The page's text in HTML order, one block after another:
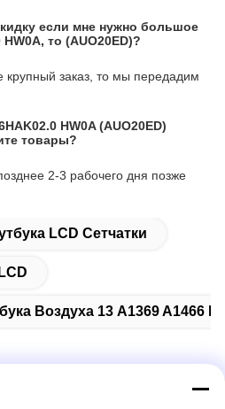
если мне нужно большое
то (AUO20ED)?
крупный заказ, то мы передадим
HW0A (AUO20ED)
товары?
2-3 рабочего дня позже
LCD Сетчатки
Воздуха 13 A1369 A1466